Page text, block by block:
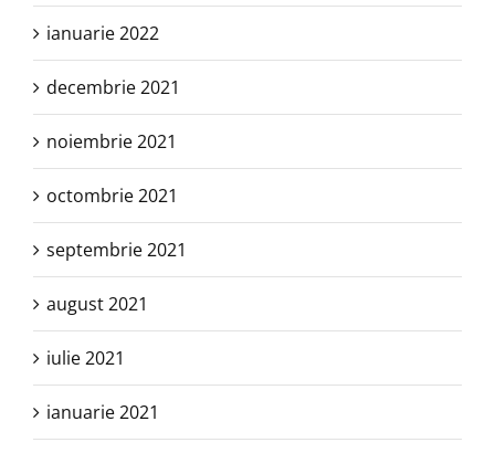
ianuarie 2022
decembrie 2021
noiembrie 2021
octombrie 2021
septembrie 2021
august 2021
iulie 2021
ianuarie 2021